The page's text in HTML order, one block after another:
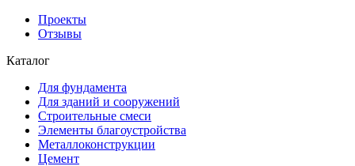
Проекты
Отзывы
Каталог
Для фундамента
Для зданий и сооружений
Строительные смеси
Элементы благоустройства
Металлоконструкции
Цемент